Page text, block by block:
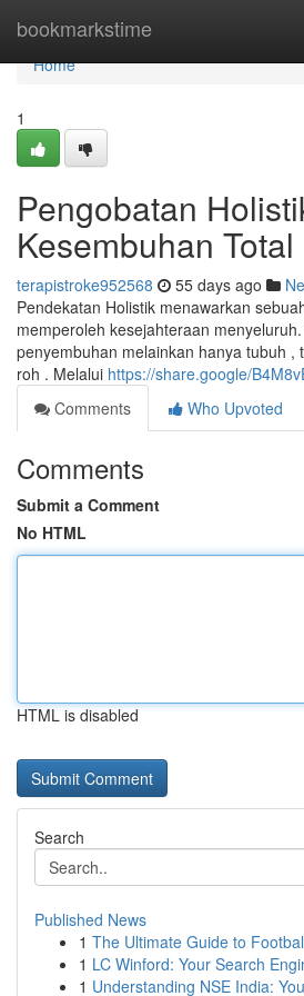
bookmarkstime
Home
Home
1
Pengobatan
Kesembuhan Total
terapistroke952568 55 days ago
Pendekatan Holistik menawarkan
memperoleh kesejahteraan
penyembuhan melainkan hanya tubuh ,
roh . Melalui https://share.google/
Comments
Who Upvoted
Comments
Submit a Comment
No HTML
HTML is disabled
Search
Published News
1 The Ultimate Guide to
1 LC Winford: Your Search
1 Understanding NSE India: